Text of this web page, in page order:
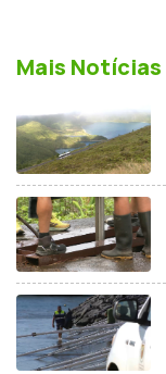
Mais Notícias